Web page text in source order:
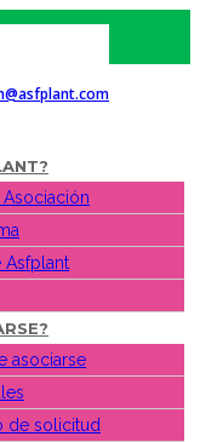
Asfplant
asociarse
de solicitud